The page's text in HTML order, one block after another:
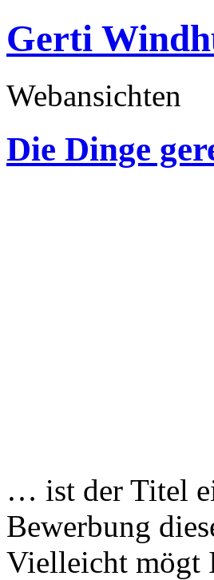
Gerti
Webansichten
Die Dinge
… ist der Titel
Bewerbung
Vielleicht mögt